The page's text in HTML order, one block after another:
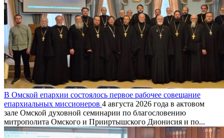
В Омской епархии состоялось первое рабочее совещание
епархиальных миссионеров 4 августа 2026 года в актовом
зале Омской духовной семинарии по благословению
митрополита Омского и Прииртышского Дионисия и по...